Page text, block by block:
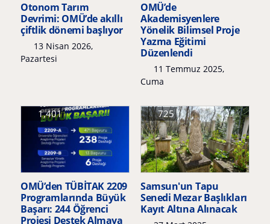
Otonom Tarım
Devrimi: OMÜ’de akıllı
çiftlik dönemi başlıyor
13 Nisan 2026,
Pazartesi
OMÜ’de
Akademisyenlere
Yönelik Bilimsel Proje
Yazma Eğitimi
Düzenlendi
11 Temmuz 2025,
Cuma
OMÜ’den TÜBİTAK 2209
Programlarında Büyük
Başarı: 244 Öğrenci
Projesi Destek Almaya
1,401
Samsun'un Tapu
Senedi Mezar Başlıkları
Kayıt Altına Alınacak
725